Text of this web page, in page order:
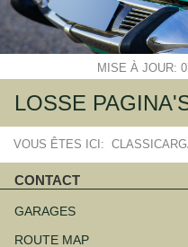
MISE À JOUR:
LOSSE
VOUS ÊTES ICI:
CONTACT
au
GARAGES
ROUTE MAP